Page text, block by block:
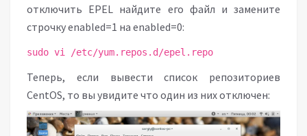
отключить EPEL найдите его файл и замените
строчку enabled=1 на enabled=0:
sudo vi /etc/yum.repos.d/epel.repo
Теперь, если вывести список репозиториев
CentOS, то вы увидите что один из них отключен: